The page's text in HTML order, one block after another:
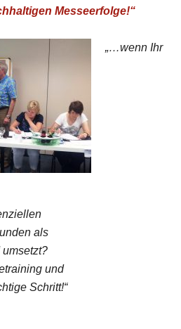
Messeerfolge!“
„…wenn Ihr
als
umsetzt?
und
Schritt!“